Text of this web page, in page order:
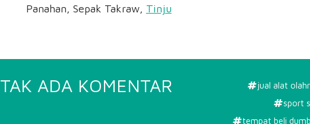
Panahan, Sepak Takraw, Tinju
TAK ADA KOMENTAR
jual alat
sport
tempat beli